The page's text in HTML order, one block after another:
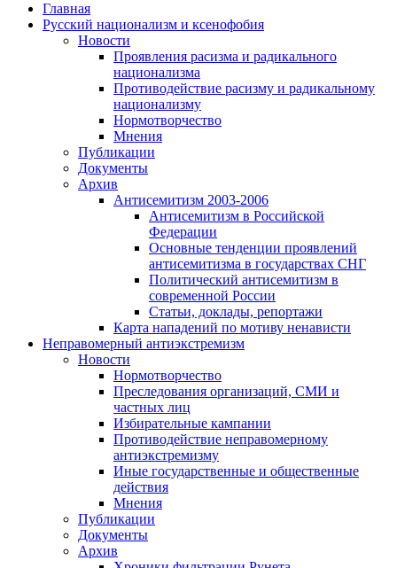
Главная
Русский национализм и ксенофобия
Новости
Проявления расизма и радикального
национализма
Противодействие расизму и радикальному
национализму
Нормотворчество
Мнения
Публикации
Документы
Архив
Антисемитизм 2003-2006
Антисемитизм в Российской
Федерации
Основные тенденции проявлений
антисемитизма в государствах СНГ
Политический антисемитизм в
современной России
Статьи, доклады, репортажи
Карта нападений по мотиву ненависти
Неправомерный антиэкстремизм
Новости
Нормотворчество
Преследования организаций, СМИ и
частных лиц
Избирательные кампании
Противодействие неправомерному
антиэкстремизму
Иные государственные и общественные
действия
Мнения
Публикации
Документы
Архив